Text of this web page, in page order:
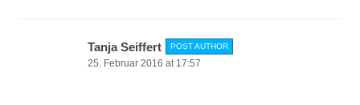
Tanja Seiffert POST AUTHOR
25. Februar 2016 at 17:57